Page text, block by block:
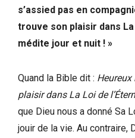
s’assied pas en
trouve son plaisir dans
médite jour et nuit ! »
Quand la Bible dit : Heureux
plaisir dans La Loi de
que Dieu nous a donné Sa
jouir de la vie. Au contraire,